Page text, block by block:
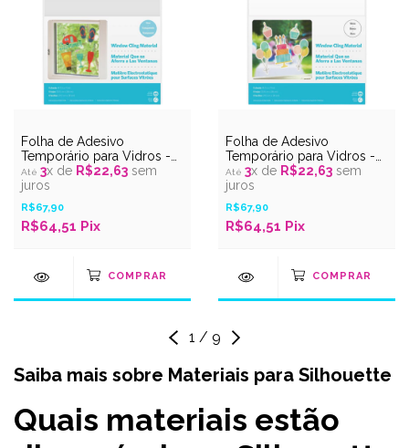
Folha de Adesivo
Temporário para Vidros -
Transparente - Imprimível -
21,5 x 28 cm - 5 unidades
3x de R$22,63 sem
juros
R$67,90
R$64,51 Pix
Folha de Adesivo
Temporário para Vidros -
Branco - Imprimível - 21,5 x
28 cm - 5 unidades
3x de R$22,63 sem
juros
R$67,90
R$64,51 Pix
1 / 9
Saiba mais sobre Materiais para Silhouette
Quais materiais estão